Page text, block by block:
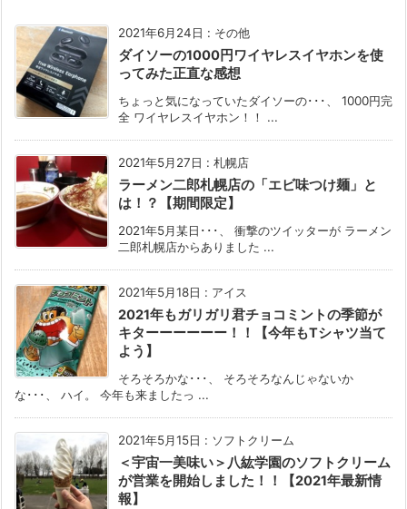
2021年6月24日 : その他
ダイソーの1000円ワイヤレスイヤホンを使
ってみた正直な感想
ちょっと気になっていたダイソーの･･･、 1000円完
全 ワイヤレスイヤホン！！ ...
2021年5月27日 : 札幌店
ラーメン二郎札幌店の「エビ味つけ麺」と
は！？【期間限定】
2021年5月某日･･･、 衝撃のツイッターが ラーメン
二郎札幌店からありました ...
2021年5月18日 : アイス
2021年もガリガリ君チョコミントの季節が
キターーーーーー！！【今年もTシャツ当て
よう】
そろそろかな･･･、 そろそろなんじゃないか
な･･･、 ハイ。 今年も来ましたっ ...
2021年5月15日 : ソフトクリーム
＜宇宙一美味い＞八紘学園のソフトクリーム
が営業を開始しました！！【2021年最新情
報】